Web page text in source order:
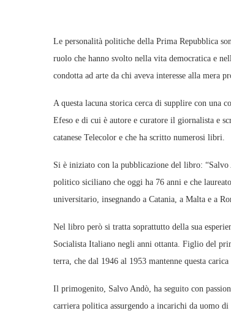
Le personalità politiche della Prima Repubblica
ruolo che hanno svolto nella vita democratica e
condotta ad arte da chi aveva interesse alla mera
A questa lacuna storica cerca di supplire con una
Efeso e di cui è autore e curatore il giornalista e
catanese Telecolor e che ha scritto numerosi libri.
Si è iniziato con la pubblicazione del libro:
politico siciliano che oggi ha 76 anni e che
universitario, insegnando a Catania, a Malta e a
Nel libro però si tratta soprattutto della sua
Socialista Italiano negli anni ottanta. Figlio del
terra, che dal 1946 al 1953 mantenne questa
Il primogenito, Salvo Andò, ha seguito con
carriera politica assurgendo a incarichi da uomo